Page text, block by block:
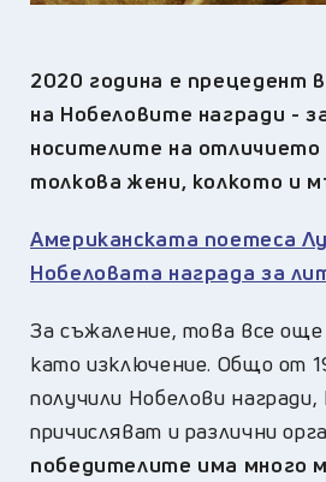
2020 година е прецедент
на Нобеловите награди -
носителите на
толкова жени, колкото и
Американската поетеса
Нобеловата награда за
За съжаление, това все
като изключение. Общо от
получили Нобелови
причисляват и различни
победителите има много